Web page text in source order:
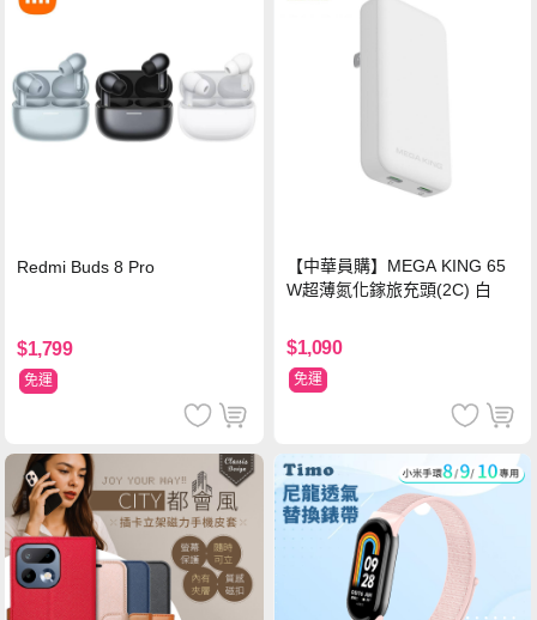
Redmi Buds 8 Pro
$1,799
免運
【中華員購】MEGA KING 65
W超薄氮化鎵旅充頭(2C) 白
$1,090
免運